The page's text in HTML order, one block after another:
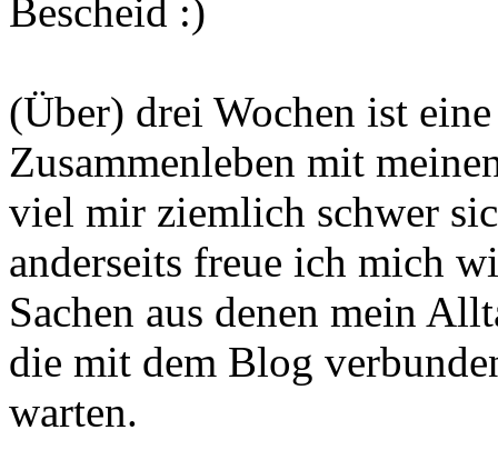
Bescheid :)
(Über) drei Wochen ist
Zusammenleben mit
viel mir ziemlich schwer
anderseits freue ich mich
Sachen aus denen mein
die mit dem Blog
warten.